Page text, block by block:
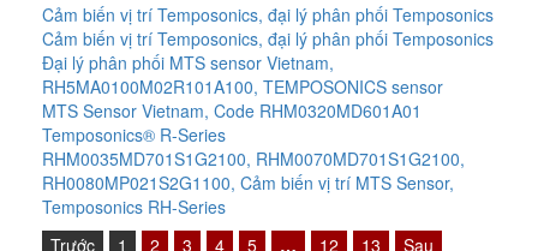
Cảm biến vị trí Temposonics, đại lý phân phối Temposonics
Cảm biến vị trí Temposonics, đại lý phân phối Temposonics
Đại lý phân phối MTS sensor Vietnam,
RH5MA0100M02R101A100, TEMPOSONICS sensor
MTS Sensor Vietnam, Code RHM0320MD601A01
Temposonics® R-Series
RHM0035MD701S1G2100, RHM0070MD701S1G2100,
RH0080MP021S2G1100, Cảm biến vị trí MTS Sensor,
Temposonics RH-Series
Trước
1 2 3 4 5 … 12 13 Sau